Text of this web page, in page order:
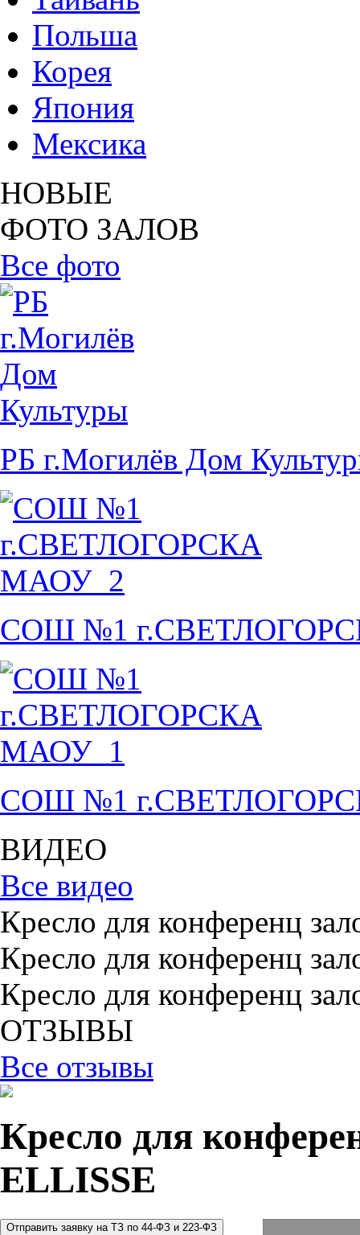
Польша
Корея
Япония
Мексика
НОВЫЕ
ФОТО ЗАЛОВ
Все фото
РБ г.Могилёв Дом
СОШ №1
СОШ №1
ВИДЕО
Все видео
Кресло для конференц
Кресло для конференц
Кресло для конференц
ОТЗЫВЫ
Все отзывы
Кресло для
ELLISSE